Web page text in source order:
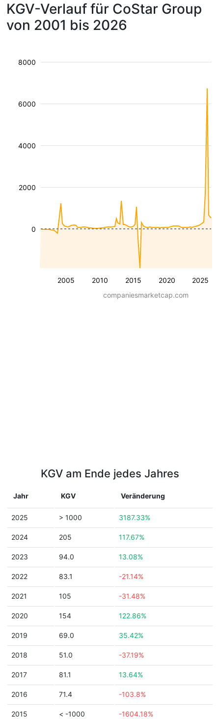
KGV-Verlauf für CoStar Group
von 2001 bis 2026
2005 2010 2015 2020 2025
2000
4000
6000
8000
0
companiesmarketcap.com
KGV am Ende jedes Jahres
Jahr KGV Veränderung
2025 > 1000 3187.33%
2024 205 117.67%
2023 94.0 13.08%
2022 83.1 -21.14%
2021 105 -31.48%
2020 154 122.86%
2019 69.0 35.42%
2018 51.0 -37.19%
2017 81.1 13.64%
2016 71.4 -103.8%
2015 < -1000 -1604.18%